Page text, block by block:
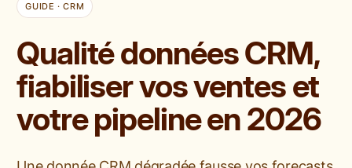
GUIDE · CRM
Qualité données CRM,
fiabiliser vos ventes et
votre pipeline en 2026